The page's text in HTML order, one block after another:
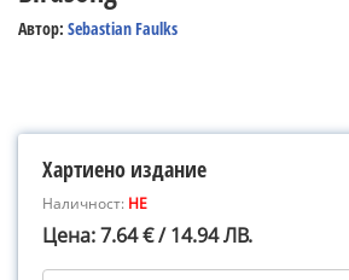
Автор: Sebastian Faulks
Хартиено издание
Наличност: НЕ
Цена: 7.64 € / 14.94 ЛВ.